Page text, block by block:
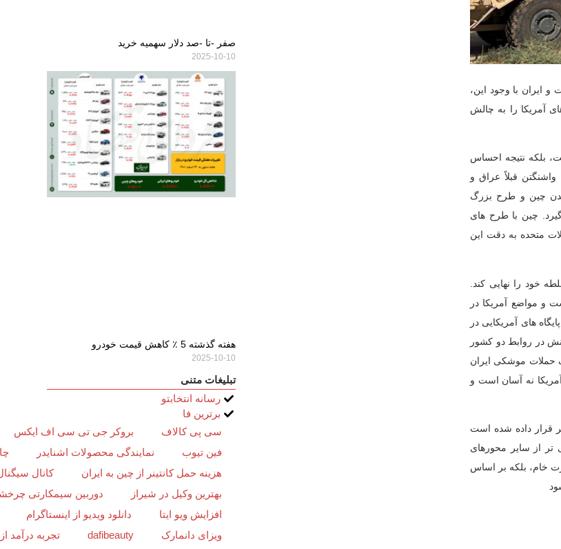
و ایران با وجود این،
آمریکا را به چالش
بلکه نتیجه احساس
واشنگتن قبلاً عراق و
چین و طرح بزرگ
چین با طرح های
متحده به دقت این
خود را نهایی کند
و مواضع آمریکا در
های آمریکایی در
در روابط دو کشور
حملات موشکی ایران
نه آسان است و
قرار داده شده است
تر از سایر محورهای
خام، بلکه بر اساس
صفر -تا -صد دلار سهمیه خرید
2025-10-10
هفته گذشته 5 ٪ کاهش قیمت خودرو
2025-10-10
تبلیغات متنی
رسانه انتخابتو
برترین فا
سی پی کالاف
بروکر جی تی سی اف ایکس
فین تیوب
نمایندگی محصولات اشنایدر
هزینه حمل کانتینر از چین به ایران
کانال
بهترین وکیل در شیراز
دوربین سیمکارتی
افزایش ویو ایتا
دانلود ویدیو از اینستاگرام
ویزای دانمارک
dafibeauty
تجربه درآمد